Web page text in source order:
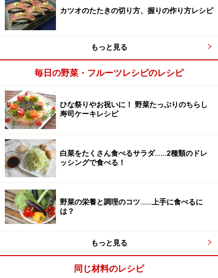
薬味を加えて、叩きながら混ぜます
【2】の上に薬味と味噌を乗せ、混ぜながら包丁で2～3
分叩いて、できあがりです。
カツオのたたきの切り方、握りの作り方レシピ
もっと見る
毎日の野菜・フルーツレシピのレシピ
ひな祭りやお祝いに！ 野菜たっぷりのちらし
寿司ケーキレシピ
白菜をたくさん食べるサラダ……2種類のドレ
ッシングで食べる！
野菜の栄養と調理のコツ……上手に食べるに
は？
もっと見る
同じ材料のレシピ